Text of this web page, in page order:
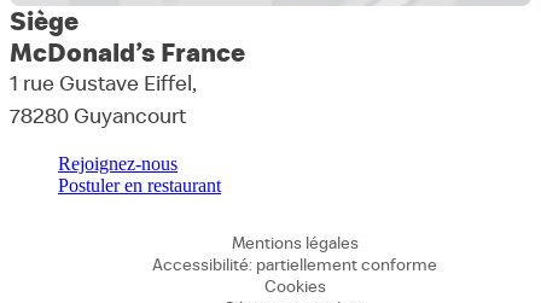
Siège
McDonald’s France
1 rue Gustave Eiffel,
78280 Guyancourt
Rejoignez-nous
Postuler en restaurant
Mentions légales
Accessibilité: partiellement conforme
Cookies